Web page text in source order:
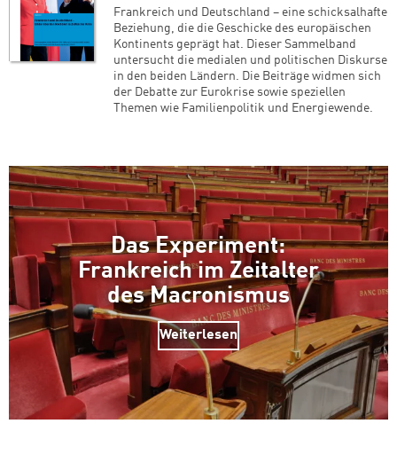
Frankreich und Deutschland – eine schicksalhafte
Beziehung, die die Geschicke des europäischen
Kontinents geprägt hat. Dieser Sammelband
untersucht die medialen und politischen Diskurse
in den beiden Ländern. Die Beiträge widmen sich
der Debatte zur Eurokrise sowie speziellen
Themen wie Familienpolitik und Energiewende.
Das Experiment:
Frankreich im Zeitalter
des Macronismus
Weiterlesen